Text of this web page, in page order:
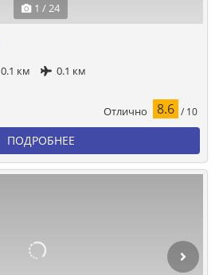
1 / 24
0.1 км 0.1 км
Отлично 8.6 / 10
ПОДРОБНЕЕ